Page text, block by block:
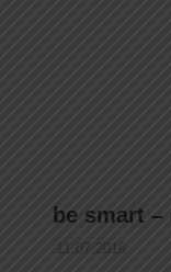
be smart
11.07.2016